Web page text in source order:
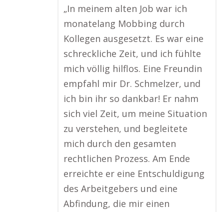
„In meinem alten Job war ich
monatelang Mobbing durch
Kollegen ausgesetzt. Es war eine
schreckliche Zeit, und ich fühlte
mich völlig hilflos. Eine Freundin
empfahl mir Dr. Schmelzer, und
ich bin ihr so dankbar! Er nahm
sich viel Zeit, um meine Situation
zu verstehen, und begleitete
mich durch den gesamten
rechtlichen Prozess. Am Ende
erreichte er eine Entschuldigung
des Arbeitgebers und eine
Abfindung, die mir einen